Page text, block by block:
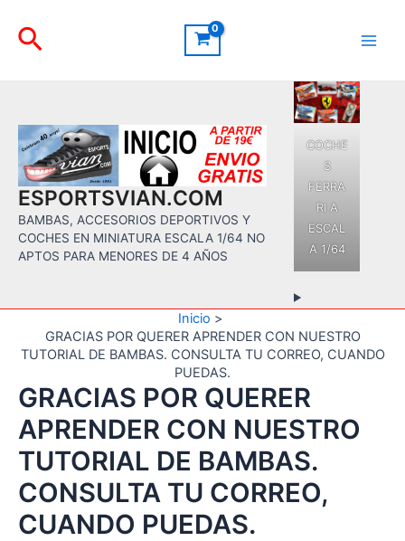
contenido
Buscar
ESPORTSVIAN.COM
BAMBAS, ACCESORIOS DEPORTIVOS Y
COCHES EN MINIATURA ESCALA 1/64 NO
APTOS PARA MENORES DE 4 AÑOS
COCHE
S
FERRA
RI A
ESCAL
A 1/64
Inicio
GRACIAS POR QUERER APRENDER CON NUESTRO
TUTORIAL DE BAMBAS. CONSULTA TU CORREO, CUANDO
PUEDAS.
GRACIAS POR QUERER
APRENDER CON NUESTRO
TUTORIAL DE BAMBAS.
CONSULTA TU CORREO,
CUANDO PUEDAS.